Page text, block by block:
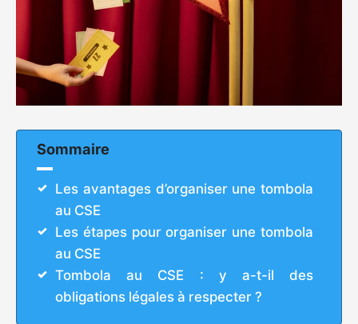
Sommaire
Les avantages d’organiser une tombola
au CSE
Les étapes pour organiser une tombola
au CSE
Tombola au CSE : y a-t-il des
obligations légales à respecter ?